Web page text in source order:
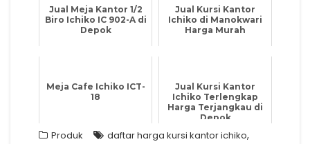
Jual Meja Kantor 1/2
Biro Ichiko IC 902-A di
Depok
Jual Kursi Kantor
Ichiko di Manokwari
Harga Murah
Meja Cafe Ichiko ICT-
18
Jual Kursi Kantor
Ichiko Terlengkap
Harga Terjangkau di
Depok
Produk daftar harga kursi kantor ichiko,